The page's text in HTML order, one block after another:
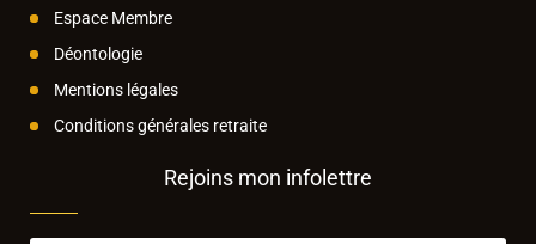
Espace Membre
Déontologie
Mentions légales
Conditions générales retraite
Rejoins mon infolettre